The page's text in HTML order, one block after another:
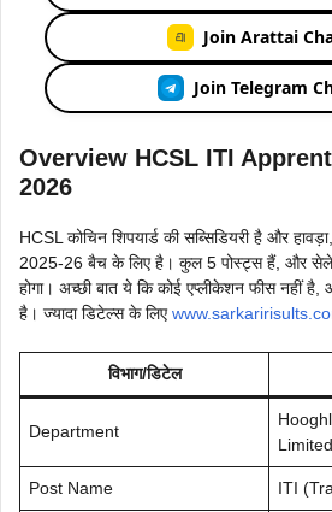
Join Arattai
Join Telegram
Overview HCSL ITI
2026
HCSL कोचिन शिपयार्ड की सब्सिडियरी है और
2025-26 बैच के लिए है। कुल 5 पोस्ट्स हैं, और
होगा। अच्छी बात ये कि कोई एप्लीकेशन फीस नहीं
है। ज्यादा डिटेल्स के लिए
विभाग/डिटेल
Department
Post Name ITI